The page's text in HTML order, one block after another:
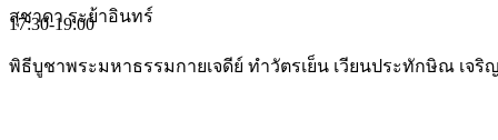
สุชาดา ระย้าอินทร์
17:30-19:00
พิธีบูชาพระมหาธรรมกายเจดีย์ ทำวัตรเย็น เวียนประทักษิณ เจ